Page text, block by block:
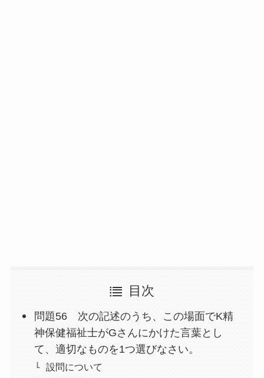
目次
問題56 次の記述のうち、この場面でK精
神保健福祉士がGさんにかけた言葉とし
て、適切なものを1つ選びなさい。
設問について